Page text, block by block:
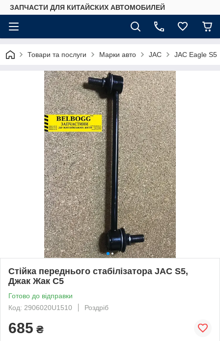
ЗАПЧАСТИ ДЛЯ КИТАЙСКИХ АВТОМОБИЛЕЙ
Товари та послуги Марки авто JAC JAC Eagle S5
Стійка переднього стабілізатора JAC S5,
Джак Жак С5
Готово до відправки
Код: 2906020U1510
Роздріб
685 ₴